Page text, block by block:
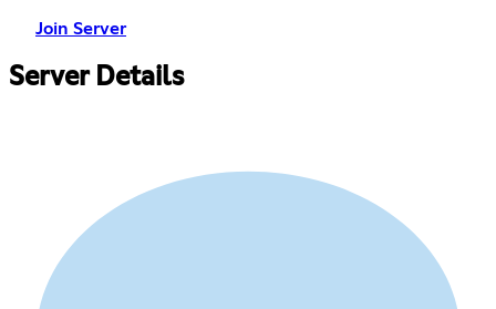
Join Server
Server Details